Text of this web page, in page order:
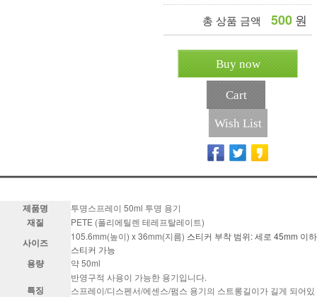
총 상품 금액 500 원
Buy now
Cart
Wish List
제품명 투명스프레이 50ml 투명 용기
재질 PETE (폴리에틸렌 테레프탈레이트)
사이즈
105.6mm(높이) x 36mm(지름) 스티커 부착 범위: 세로 45mm 이하
스티커 가능
용량 약 50ml
특징
반영구적 사용이 가능한 용기입니다.
스프레이/디스펜서/에센스/펌스 용기의 스트롱길이가 길게 되어있